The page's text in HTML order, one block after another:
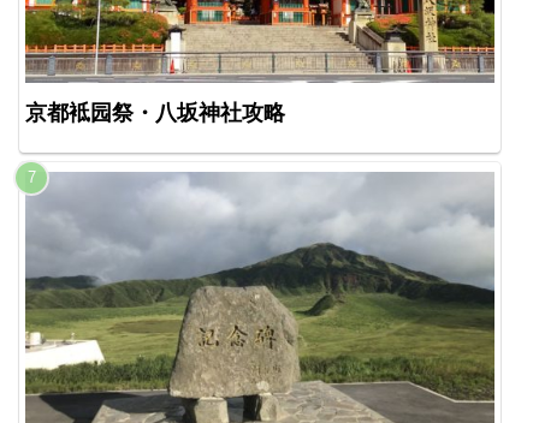
京都袛园祭・八坂神社攻略